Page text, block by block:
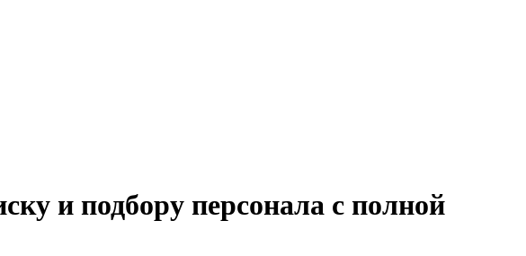
и подбору персонала с полной